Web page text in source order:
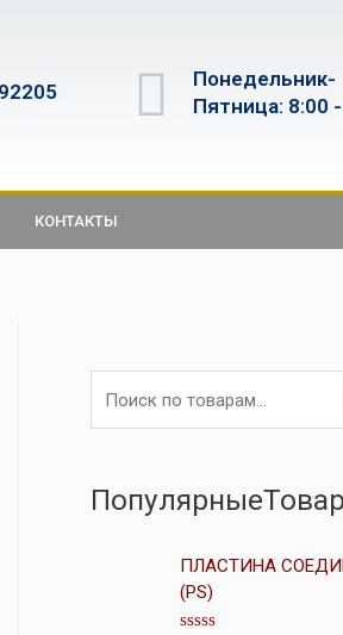
Понедельник-
Пятница: 8:00
КОНТАКТЫ
ПЛАСТИНА
(PS)